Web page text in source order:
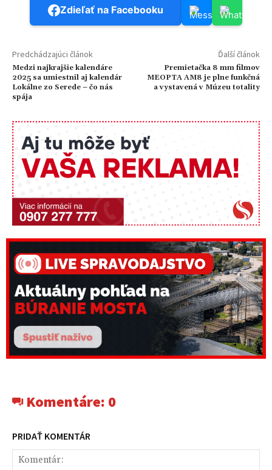
Zdieľať na Facebooku
Predchádzajúci článok
Medzi najkrajšie kalendáre
2025 sa umiestnil aj kalendár
Lokálne zo Serede – čo nás
spája
Ďalší článok
Premietačka 8 mm filmov
MEOPTA AM8 je plne funkčná
a vystavená v Múzeu totality
Komentáre: 0
PRIDAŤ KOMENTÁR